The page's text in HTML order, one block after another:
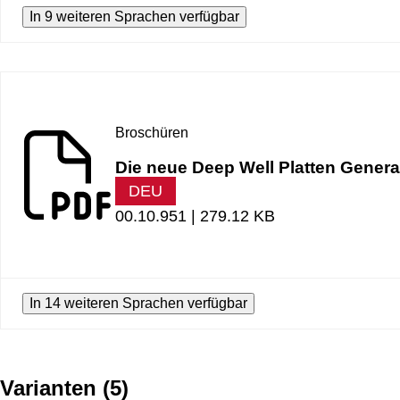
In 9 weiteren Sprachen verfügbar
Broschüren
Die neue Deep Well Platten
DEU
00.10.951 |279.12 KB
In 14 weiteren Sprachen verfügbar
Varianten (5)